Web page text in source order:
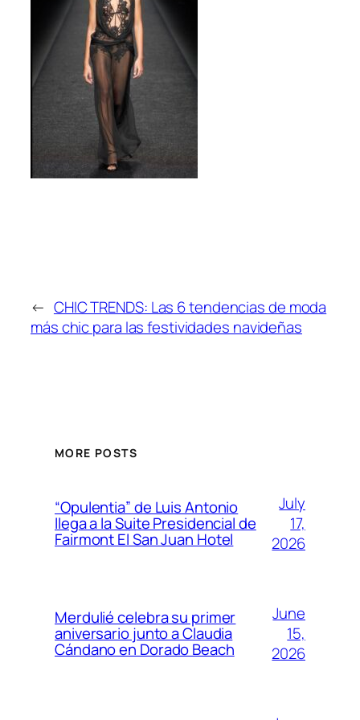
← CHIC TRENDS: Las 6 tendencias de moda
más chic para las festividades navideñas
MORE POSTS
“Opulentia” de Luis Antonio
llega a la Suite Presidencial de
Fairmont El San Juan Hotel
July
17,
2026
Merdulié celebra su primer
aniversario junto a Claudia
Cándano en Dorado Beach
June
15,
2026